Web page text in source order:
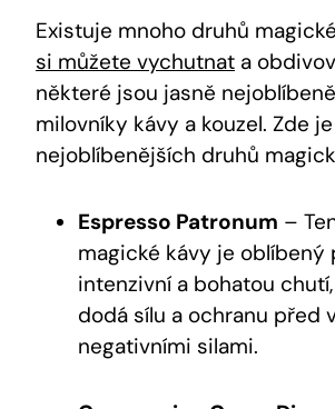
Existuje mnoho druhů
si můžete vychutnat a
některé jsou jasně
milovníky kávy a kouzel. Zde
nejoblíbenějších druhů
Espresso Patronum –
magické kávy je oblíbený
intenzivní a bohatou
dodá sílu a ochranu před
negativními silami.